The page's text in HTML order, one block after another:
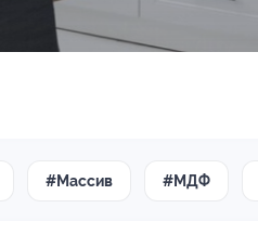
#Массив #МДФ